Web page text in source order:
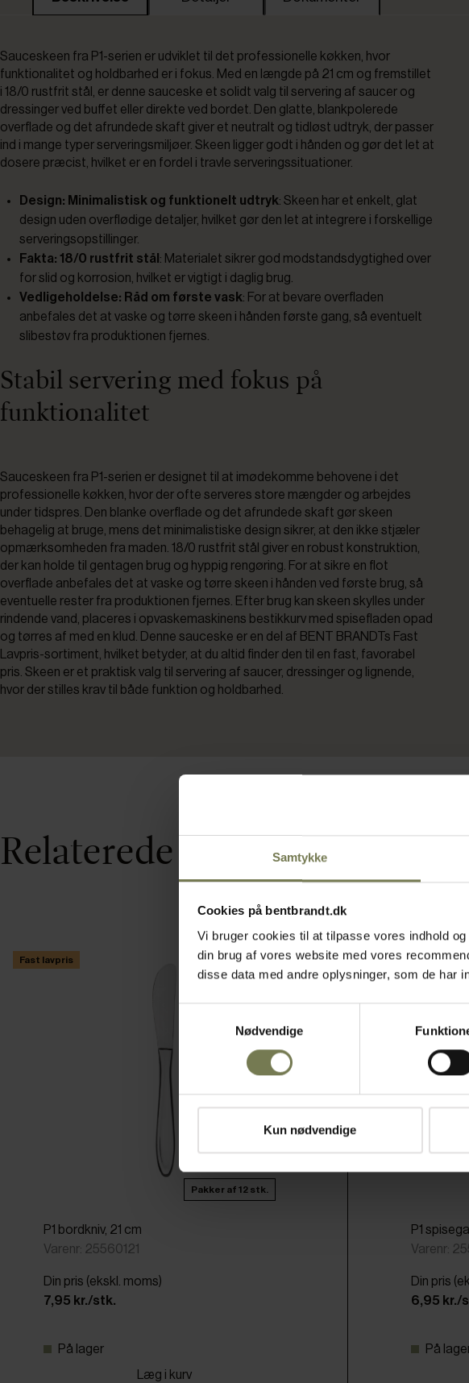
Samtykke
Cookies på bentbrandt.dk
Vi bruger cookies til at tilpasse vores indhold
din brug af vores website med vores
disse data med andre oplysninger, som de har
Nødvendige
Kun nødvendige
Sauceskeen fra P1-serien er udviklet til det professionelle køkken, hvor
funktionalitet og holdbarhed er i fokus. Med en længde på 21 cm og fremstillet
i 18/0 rustfrit stål, er denne sauceske et solidt valg til servering af saucer og
dressinger ved buffet eller direkte ved bordet. Den glatte, blankpolerede
overflade og det afrundede skaft giver et neutralt og tidløst udtryk, der passer
ind i mange typer serveringsmiljøer. Skeen ligger godt i hånden og gør det let at
dosere præcist, hvilket er en fordel i travle serveringssituationer.
Design: Minimalistisk og funktionelt udtryk: Skeen har et enkelt, glat
design uden overflødige detaljer, hvilket gør den let at integrere i forskellige
serveringsopstillinger.
Fakta: 18/0 rustfrit stål : Materialet sikrer god modstandsdygtighed over
for slid og korrosion, hvilket er vigtigt i daglig brug.
Vedligeholdelse: Råd om første vask: For at bevare overfladen
anbefales det at vaske og tørre skeen i hånden første gang, så eventuelt
slibestøv fra produktionen fjernes.
Stabil servering med fokus på
funktionalitet
Sauceskeen fra P1-serien er designet til at imødekomme behovene i det
professionelle køkken, hvor der ofte serveres store mængder og arbejdes
under tidspres. Den blanke overflade og det afrundede skaft gør skeen
behagelig at bruge, mens det minimalistiske design sikrer, at den ikke stjæler
opmærksomheden fra maden. 18/0 rustfrit stål giver en robust konstruktion,
der kan holde til gentagen brug og hyppig rengøring. For at sikre en flot
overflade anbefales det at vaske og tørre skeen i hånden ved første brug, så
eventuelle rester fra produktionen fjernes. Efter brug kan skeen skylles under
rindende vand, placeres i opvaskemaskinens bestikkurv med spisefladen opad
og tørres af med en klud. Denne sauceske er en del af BENT BRANDTs Fast
Lavpris-sortiment, hvilket betyder, at du altid finder den til en fast, favorabel
pris. Skeen er et praktisk valg til servering af saucer, dressinger og lignende,
hvor der stilles krav til både funktion og holdbarhed.
Relaterede varer
Fast lavpris
Pakker af 12 stk.
P1 bordkniv, 21 cm
Varenr: 25560121
Din pris (ekskl. moms)
7,95 kr./stk.
På lager
Læg i kurv
Fast lavpris
P1
Varenr:
Din pris
6,95 kr./
På